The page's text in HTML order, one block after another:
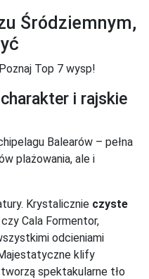
Śródziemnym,
Top 7 wysp!
i rajskie
Balearów – pełna
plażowania, ale i
Krystalicznie czyste
Cala Formentor,
odcieniami
klify
spektakularne tło